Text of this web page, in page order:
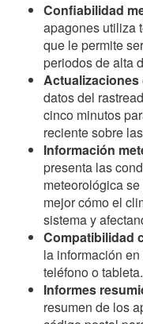
Confiabilidad
apagones utiliza
que le permite
periodos de alta
datos del
cinco minutos
reciente sobre
Información
presenta las
meteorológica
mejor cómo el
sistema y
Compatibilidad
la información
teléfono o tableta.
Informes
resumen de los